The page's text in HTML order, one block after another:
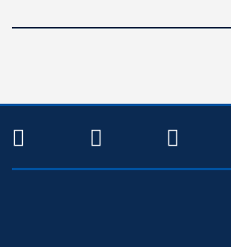
TWITTERFACEBOOK